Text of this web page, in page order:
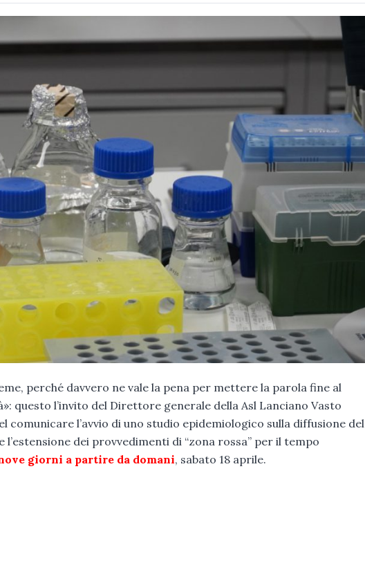
perché davvero ne vale la pena per mettere la parola fine al
questo l’invito del Direttore generale della Asl Lanciano Vasto
comunicare l’avvio di uno studio epidemiologico sulla diffusione del
dei provvedimenti di “zona rossa” per il tempo
giorni a partire da domani, sabato 18 aprile.